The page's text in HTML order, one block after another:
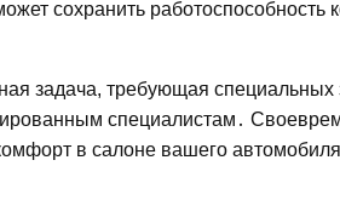
сохранить работоспособность
задача, требующая
специалистам․
в салоне вашего